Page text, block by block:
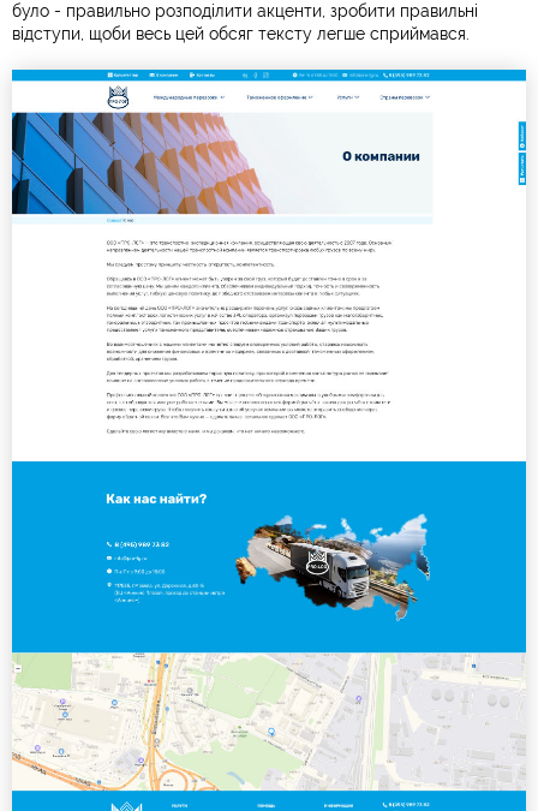
було - правильно розподілити акценти, зробити правильні
відступи, щоби весь цей обсяг тексту легше сприймався.